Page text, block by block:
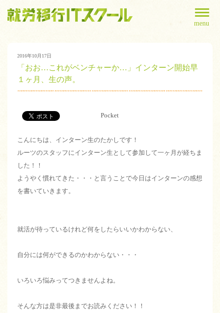
menu
2016年10月17日
「おお…これがベンチャーか…」インターン開始早
１ヶ月、生の声。
Pocket
こんにちは、インターン生のたかしです！
ルーツのスタッフにインターン生として参加して一ヶ月が経ちま
した！！
ようやく慣れてきた・・・と言うことで今日はインターンの感想
を書いていきます。
就活が待っているけれど何をしたらいいかわからない、
自分には何ができるのかわからない・・・
いろいろ悩みってつきませんよね。
そんな方は是非最後までお読みください！！